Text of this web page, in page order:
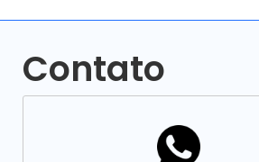
Contato